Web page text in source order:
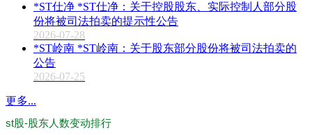
*ST仕净 *ST仕净：关于控股股东、实际控制人部分股
份将被司法拍卖的提示性公告
2026-07-28
*ST岭南 *ST岭南：关于股东部分股份将被司法拍卖的
公告
2026-07-25
更多...
st股-股东人数变动排行